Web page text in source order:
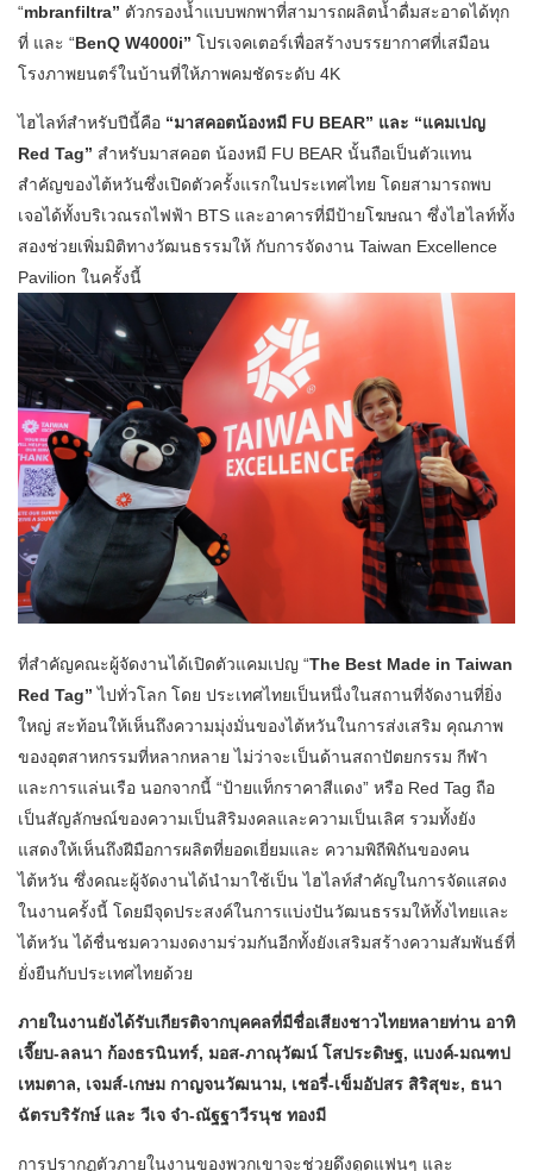
“mbranfiltra” ตัวกรองน้ำแบบพกพาที่สามารถผลิตน้ำดื่มสะอาดได้ทุก
ที่ และ “BenQ W4000i” โปรเจคเตอร์เพื่อสร้างบรรยากาศที่เสมือน
โรงภาพยนตร์ในบ้านที่ให้ภาพคมชัดระดับ 4K
ไฮไลท์สำหรับปีนี้คือ “มาสคอตน้องหมี FU BEAR” และ “แคมเปญ
Red Tag” สำหรับมาสคอต น้องหมี FU BEAR นั้นถือเป็นตัวแทน
สำคัญของไต้หวันซึ่งเปิดตัวครั้งแรกในประเทศไทย โดยสามารถพบ
เจอได้ทั้งบริเวณรถไฟฟ้า BTS และอาคารที่มีป้ายโฆษณา ซึ่งไฮไลท์ทั้ง
สองช่วยเพิ่มมิติทางวัฒนธรรมให้ กับการจัดงาน Taiwan Excellence
Pavilion ในครั้งนี้
ที่สำคัญคณะผู้จัดงานได้เปิดตัวแคมเปญ “The Best Made in Taiwan
Red Tag” ไปทั่วโลก โดย ประเทศไทยเป็นหนึ่งในสถานที่จัดงานที่ยิ่ง
ใหญ่ สะท้อนให้เห็นถึงความมุ่งมั่นของไต้หวันในการส่งเสริม คุณภาพ
ของอุตสาหกรรมที่หลากหลาย ไม่ว่าจะเป็นด้านสถาปัตยกรรม กีฬา
และการแล่นเรือ นอกจากนี้ “ป้ายแท็กราคาสีแดง” หรือ Red Tag ถือ
เป็นสัญลักษณ์ของความเป็นสิริมงคลและความเป็นเลิศ รวมทั้งยัง
แสดงให้เห็นถึงฝีมือการผลิตที่ยอดเยี่ยมและ ความพิถีพิถันของคน
ไต้หวัน ซึ่งคณะผู้จัดงานได้นำมาใช้เป็น ไฮไลท์สำคัญในการจัดแสดง
ในงานครั้งนี้ โดยมีจุดประสงค์ในการแบ่งปันวัฒนธรรมให้ทั้งไทยและ
ไต้หวัน ได้ชื่นชมความงดงามร่วมกันอีกทั้งยังเสริมสร้างความสัมพันธ์ที่
ยั่งยืนกับประเทศไทยด้วย
ภายในงานยังได้รับเกียรติจากบุคคลที่มีชื่อเสียงชาวไทยหลายท่าน อาทิ
เจี๊ยบ-ลลนา ก้องธรนินทร์, มอส-ภาณุวัฒน์ โสประดิษฐ, แบงค์-มณฑป
เหมตาล, เจมส์-เกษม กาญจนวัฒนาม, เชอรี่-เข็มอัปสร สิริสุขะ, ธนา
ฉัตรบริรักษ์ และ วีเจ จ๋า-ณัฐฐาวีรนุช ทองมี
การปรากฏตัวภายในงานของพวกเขาจะช่วยดึงดูดแฟนๆ และ